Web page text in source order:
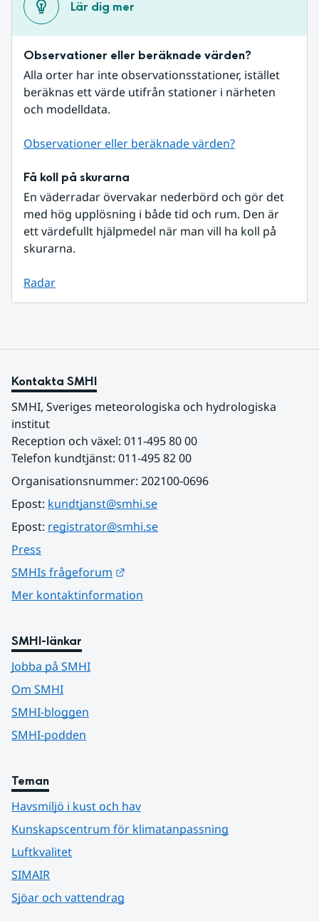
Lär dig mer
Observationer eller beräknade värden?
Alla orter har inte observationsstationer, istället
beräknas ett värde utifrån stationer i närheten
och modelldata.
Observationer eller beräknade värden?
Få koll på skurarna
En väderradar övervakar nederbörd och gör det
med hög upplösning i både tid och rum. Den är
ett värdefullt hjälpmedel när man vill ha koll på
skurarna.
Radar
Kontakta SMHI
SMHI, Sveriges meteorologiska och hydrologiska
institut
Reception och växel: 011-495 80 00
Telefon kundtjänst: 011-495 82 00
Organisationsnummer: 202100-0696
Epost: kundtjanst@smhi.se
Epost: registrator@smhi.se
Press
SMHIs frågeforum
Mer kontaktinformation
SMHI-länkar
Jobba på SMHI
Om SMHI
SMHI-bloggen
SMHI-podden
Teman
Havsmiljö i kust och hav
Kunskapscentrum för klimatanpassning
Luftkvalitet
SIMAIR
Sjöar och vattendrag